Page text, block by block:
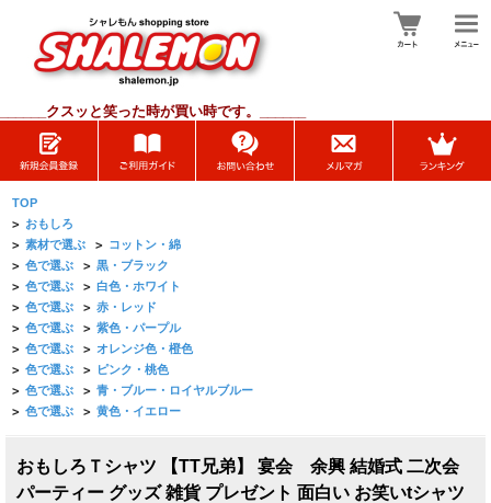
クスッと笑った時が買い時です。______
TOP
> おもしろ
> 素材で選ぶ > コットン・綿
> 色で選ぶ > 黒・ブラック
> 色で選ぶ > 白色・ホワイト
> 色で選ぶ > 赤・レッド
> 色で選ぶ > 紫色・パープル
> 色で選ぶ > オレンジ色・橙色
> 色で選ぶ > ピンク・桃色
> 色で選ぶ > 青・ブルー・ロイヤルブルー
> 色で選ぶ > 黄色・イエロー
おもしろＴシャツ 【TT兄弟】 宴会 余興 結婚式 二次会
パーティー グッズ 雑貨 プレゼント 面白い お笑いtシャツ